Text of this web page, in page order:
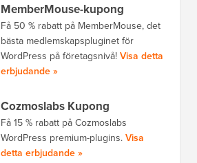
MemberMouse-kupong
Få 50 % rabatt på MemberMouse, det
bästa medlemskapspluginet för
WordPress på företagsnivå!Visa detta
erbjudande »
Cozmoslabs Kupong
Få 15 % rabatt på Cozmoslabs
WordPress premium-plugins.Visa
detta erbjudande »